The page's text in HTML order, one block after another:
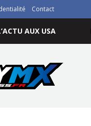
Contact
AUX USA